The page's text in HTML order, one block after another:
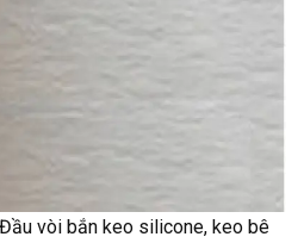
vòi bắn keo silicone, keo bê